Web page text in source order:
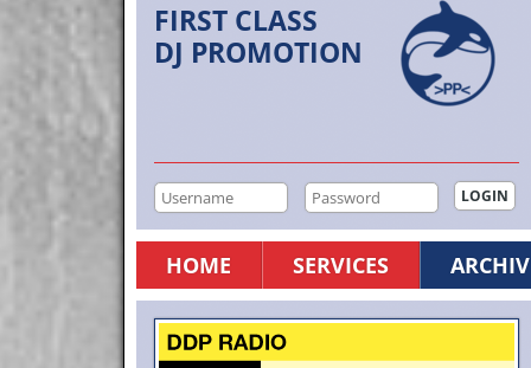
FIRST CLASS
DJ PROMOTION
HOME SERVICES ARCHIV